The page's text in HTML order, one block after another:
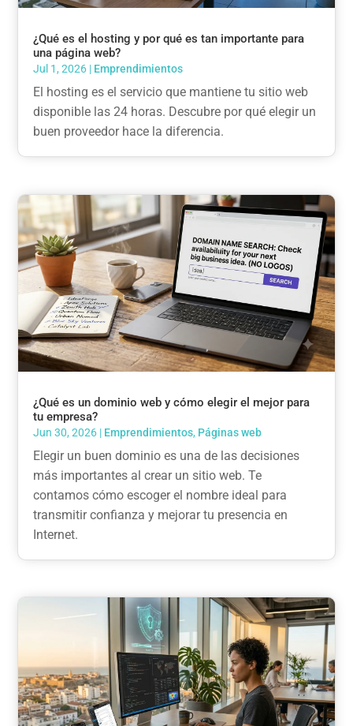
¿Qué es el hosting y por qué es tan importante para
una página web?
Jul 1, 2026 | Emprendimientos
El hosting es el servicio que mantiene tu sitio web
disponible las 24 horas. Descubre por qué elegir un
buen proveedor hace la diferencia.
¿Qué es un dominio web y cómo elegir el mejor para
tu empresa?
Jun 30, 2026 | Emprendimientos, Páginas web
Elegir un buen dominio es una de las decisiones
más importantes al crear un sitio web. Te
contamos cómo escoger el nombre ideal para
transmitir confianza y mejorar tu presencia en
Internet.